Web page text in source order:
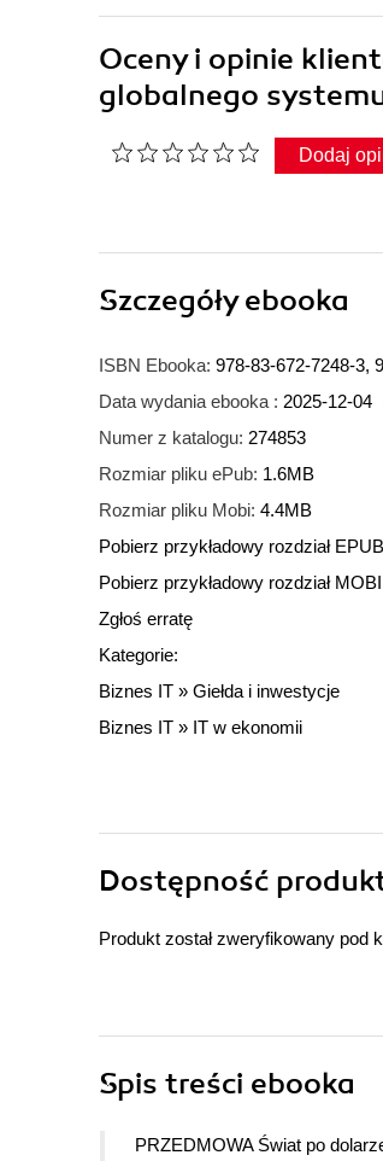
Oceny i opinie
globalnego
Dodaj
Szczegółyebooka
ISBN Ebooka: 978-83-672-7248-3,
Data wydania ebooka : 2025-12-04
Numer z katalogu: 274853
Rozmiar pliku ePub: 1.6MB
Rozmiar pliku Mobi: 4.4MB
Pobierz przykładowy rozdział EPUB
Pobierz przykładowy rozdział MOBI
Zgłoś erratę
Kategorie:
Biznes IT » Giełda i inwestycje
Biznes IT » IT w ekonomii
Dostępność
Produkt został zweryfikowany pod
Spis treści ebooka
PRZEDMOWA Świat po